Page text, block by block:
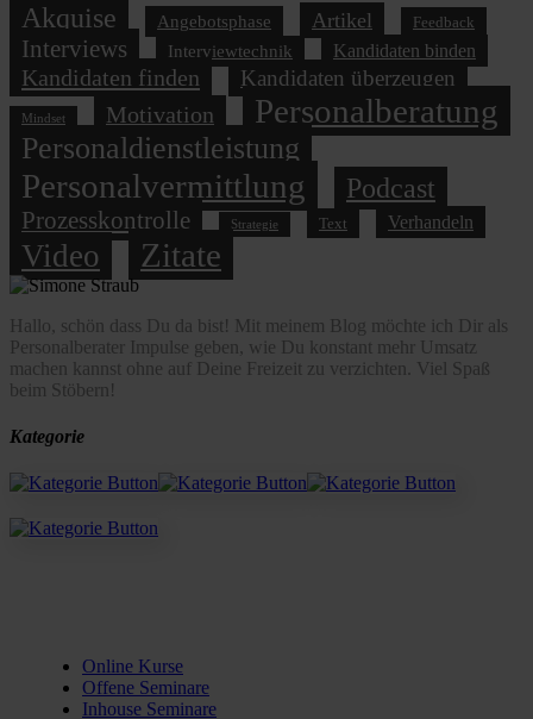
Akquise Angebotsphase Artikel Feedback
Interviews Interviewtechnik Kandidaten binden
Kandidaten finden Kandidaten überzeugen
Mindset Motivation Personalberatung
Personaldienstleistung
Personalvermittlung Podcast
Prozesskontrolle Strategie Text Verhandeln
Video Zitate
Hallo, schön dass Du da bist! Mit meinem Blog möchte ich Dir als
Personalberater Impulse geben, wie Du konstant mehr Umsatz
machen kannst ohne auf Deine Freizeit zu verzichten. Viel Spaß
beim Stöbern!
Kategorie
Online Kurse
Offene Seminare
Inhouse Seminare